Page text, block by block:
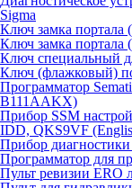
Sigma
Ключ замка портала
Ключ замка портала
Ключ специальный
Ключ (флажковый)
Программатор
B111AAKX)
Прибор SSM
IDD, QKS9VF
Прибор
Программатор для
Пульт ревизии ERO